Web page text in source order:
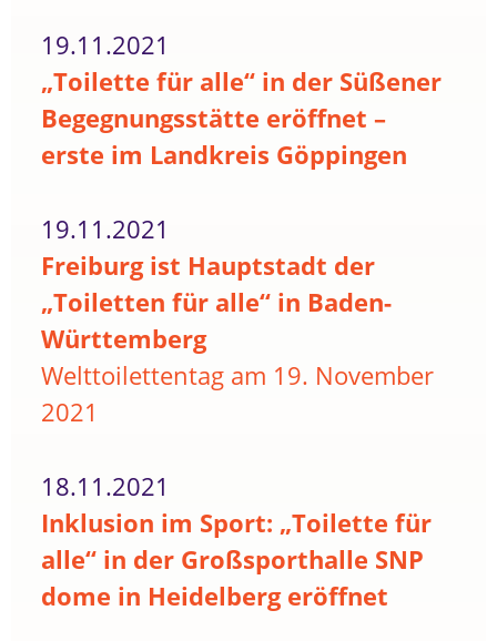
19.11.2021
„Toilette für alle“ in der Süßener
Begegnungsstätte eröffnet –
erste im Landkreis Göppingen
19.11.2021
Freiburg ist Hauptstadt der
„Toiletten für alle“ in Baden-
Württemberg
Welttoilettentag am 19. November
2021
18.11.2021
Inklusion im Sport: „Toilette für
alle“ in der Großsporthalle SNP
dome in Heidelberg eröffnet